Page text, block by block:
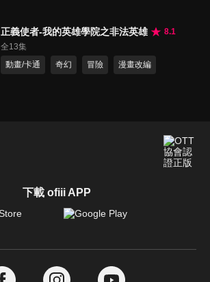
正義使者-我的英雄學院之非法英雄
8.1
全13集
動畫/卡通
奇幻 冒險 漫畫改編
下載 ofiii APP